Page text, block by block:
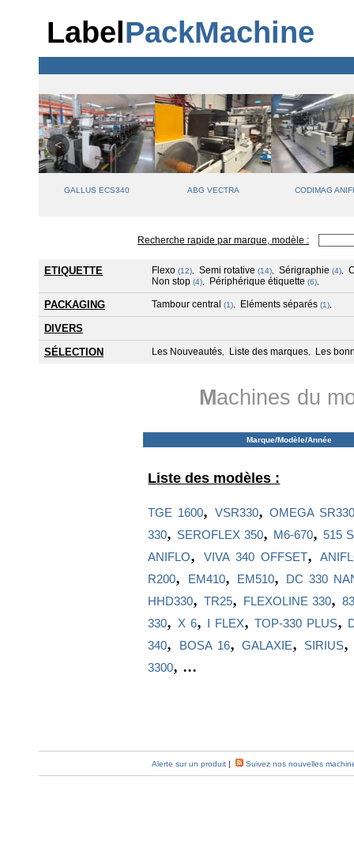
Label PackMachine
GALLUS ECS340 ABG VECTRA CODIMAG
Recherche rapide par marque, modèle :
ETIQUETTE Flexo (12) Semi rotative (14) Sérigraphie (4)
Non stop (4) Périphérique étiquette (6)
PACKAGING Tambour central (1) Eléments séparés (1)
DIVERS
SÉLECTION
Les Nouveautés Liste des marques Les
Machines du
Marque/Modèle/Année
Liste des modèles :
TGE 1600, VSR330,OMEGA
330, SEROFLEX 350, M6-670,515
ANIFLO, VIVA 340 OFFSET,
R200, EM410, EM510,
DC 330
HHD330, TR25, FLEXOLINE 330,
330, X 6, I FLEX,TOP-330 PLUS,
340, BOSA 16, GALAXIE, SIRIUS
3300, ...
Alerte sur un produit | Suivez nos nouvelles